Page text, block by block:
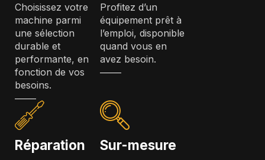
Choisissez votre
machine parmi
une sélection
durable et
performante, en
fonction de vos
besoins.
Profitez d’un
équipement prêt à
l’emploi, disponible
quand vous en
avez besoin.
Réparation Sur-mesure